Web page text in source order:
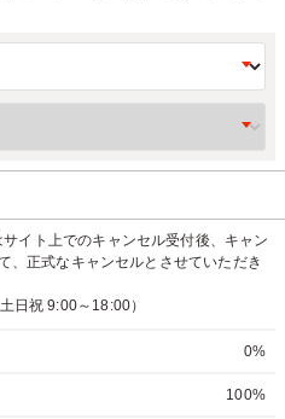
イト上でのキャンセル受付後、キャン
、正式なキャンセルとさせていただき
日祝 9:00～18:00）
0%
100%